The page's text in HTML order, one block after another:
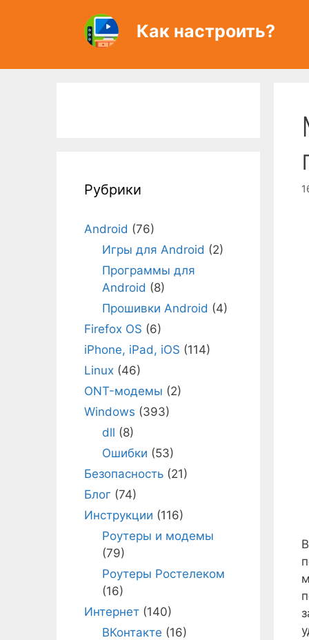
Как настроить?
Рубрики
Android (76)
Игры для Android (2)
Программы для
Android (8)
Прошивки Android (4)
Firefox OS (6)
iPhone, iPad, iOS (114)
Linux (46)
ONT-модемы (2)
Windows (393)
dll (8)
Ошибки (53)
Безопасность (21)
Блог (74)
Инструкции (116)
Роутеры и модемы
(79)
Роутеры Ростелеком
(16)
Интернет (140)
ВКонтакте (16)